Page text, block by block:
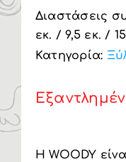
Διαστάσεις
εκ. / 9,5 εκ. /
Κατηγορία:
H WOODY